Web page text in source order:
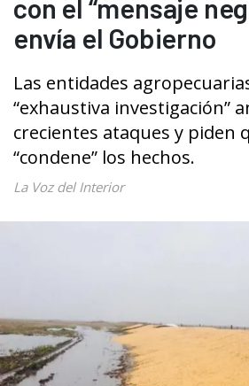
con el “mensaje
envía el Gobierno
Las entidades
“exhaustiva investigación”
crecientes ataques y piden
“condene” los hechos.
La Voz del Interior